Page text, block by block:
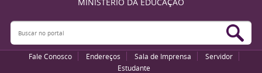
Buscar no portal
Fale Conosco Endereços Sala de Imprensa
Servidor
Estudante